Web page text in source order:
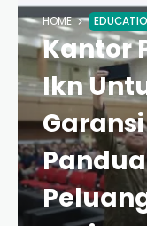
HOME
Kantor
Ikn